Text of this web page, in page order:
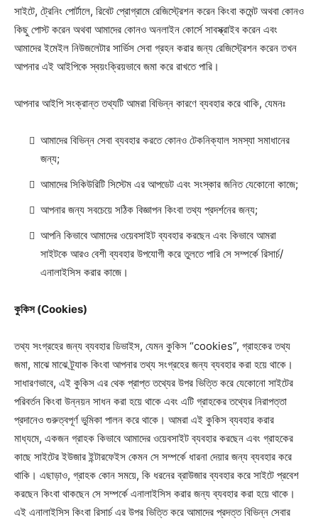
সাইটে, ট্রেনিং পোর্টালে, রিবেট প্রোগ্রামে রেজিস্ট্রেশন করেন কিংবা কমেন্ট অথবা কোনও
কিছু পোস্ট করেন অথবা আমাদের কোনও অনলাইন কোর্সে সাবস্ক্রাইব করেন এবং
আমাদের ইমেইল নিউজলেটার সার্ভিস সেবা গ্রহন করার জন্য রেজিস্ট্রেশন করেন তখন
আপনার এই আইপিকে স্বয়ংক্রিয়ভাবে জমা করে রাখতে পারি।
আপনার আইপি সংক্রান্ত তথ্যটি আমরা বিভিন্ন কারণে ব্যবহার করে থাকি, যেমনঃ
আমাদের বিভিন্ন সেবা ব্যবহার করতে কোনও টেকনিক্যাল সমস্যা সমাধানের
জন্য;
আমাদের সিকিউরিটি সিস্টেম এর আপডেট এবং সংস্কার জনিত যেকোনো কাজে;
আপনার জন্য সবচেয়ে সঠিক বিজ্ঞাপন কিংবা তথ্য প্রদর্শনের জন্য;
আপনি কিভাবে আমাদের ওয়েবসাইট ব্যবহার করছেন এবং কিভাবে আমরা
সাইটকে আরও বেশী ব্যবহার উপযোগী করে তুলতে পারি সে সম্পর্কে রিসার্চ/
এনালাইসিস করার কাজে।
কুকিস (Cookies)
তথ্য সংগ্রহের জন্য ব্যবহার ডিভাইস, যেমন কুকিস “cookies”, গ্রাহকের তথ্য
জমা, মাঝে মাঝে ট্র্যাক কিংবা আপনার তথ্য সংগ্রহের জন্য ব্যবহার করা হয়ে থাকে।
সাধারণভাবে, এই কুকিস এর থেক প্রাপ্ত তথ্যের উপর ভিত্তি করে যেকোনো সাইটের
পরিবর্তন কিংবা উন্নয়ন সাধন করা হয়ে থাকে এবং এটি গ্রাহকের তথ্যের নিরাপত্তা
প্রদানেও গুরুত্বপূর্ণ ভুমিকা পালন করে থাকে। আমরা এই কুকিস ব্যবহার করার
মাধ্যমে, একজন গ্রাহক কিভাবে আমাদের ওয়েবসাইট ব্যবহার করছেন এবং গ্রাহকের
কাছে সাইটের ইউজার ইন্টারফেইস কেমন সে সম্পর্কে ধারনা দেয়ার জন্য ব্যবহার করে
থাকি। এছাড়াও, গ্রাহক কোন সময়ে, কি ধরনের ব্রাউজার ব্যবহার করে সাইটে প্রবেশ
করছেন কিংবা থাকছেন সে সম্পর্কে এনালাইসিস করার জন্য ব্যবহার করা হয়ে থাকে।
এই এনালাইসিস কিংবা রিসার্চ এর উপর ভিত্তি করে আমাদের প্রদত্ত বিভিন্ন সেবার